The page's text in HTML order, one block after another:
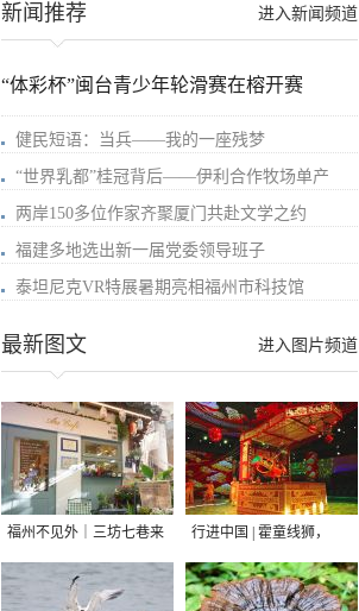
进入新闻频道
新闻推荐
“体彩杯”闽台青少年轮滑赛在榕开赛
健民短语：当兵——我的一座残梦
“世界乳都”桂冠背后——伊利合作牧场单产
两岸150多位作家齐聚厦门共赴文学之约
福建多地选出新一届党委领导班子
泰坦尼克VR特展暑期亮相福州市科技馆
进入图片频道
最新图文
福州不见外｜三坊七巷来
了咖啡“洋掌柜”
行进中国 | 霍童线狮，
“飞”起！